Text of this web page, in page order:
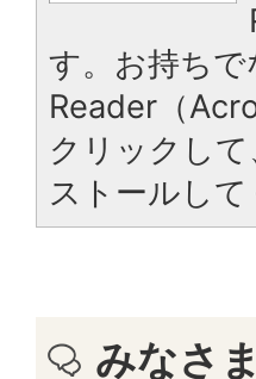
す。お持ち
Reader（
クリックし
ストールして
みなさ